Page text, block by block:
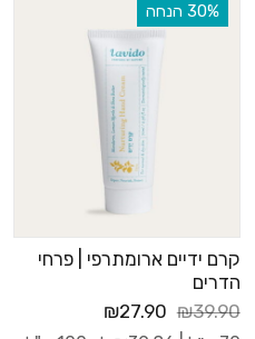
‫30% הנחה
קרם ידיים ארומתרפי | פרחי
הדרים
₪39.90
₪27.90